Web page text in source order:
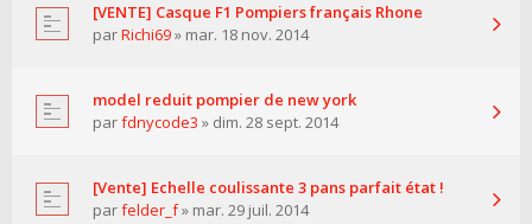
[VENTE] Casque F1 Pompiers français Rhone
parRichi69» mar. 18 nov. 2014
model reduit pompier de new york
parfdnycode3 » dim. 28 sept. 2014
[Vente] Echelle coulissante 3 pans parfait état !
parfelder_f» mar. 29 juil. 2014